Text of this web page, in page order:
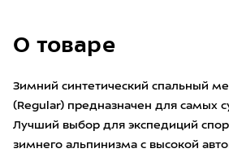
О товаре
Зимний синтетический спальный
(Regular) предназначен для самых
Лучший выбор для экспедиций
зимнего альпинизма с высокой